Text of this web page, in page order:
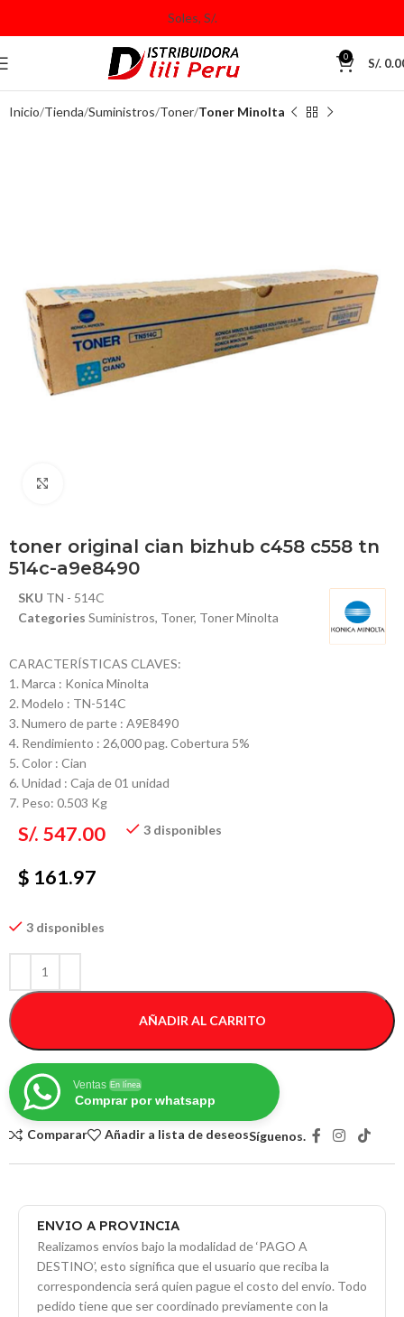
0 S/.
Inicio Tienda Suministros Toner Toner Minolta
toner original cian bizhub c458 c558 tn
514c-a9e8490
SKU TN - 514C
Categories Suministros, Toner, Toner Minolta
CARACTERÍSTICAS CLAVES:
1. Marca : Konica Minolta
2. Modelo : TN-514C
3. Numero de parte : A9E8490
4. Rendimiento : 26,000 pag. Cobertura 5%
5. Color : Cian
6. Unidad : Caja de 01 unidad
7. Peso: 0.503 Kg
S/. 547.00
$ 161.97
3 disponibles
3 disponibles
AÑADIR AL CARRITO
Ventas En línea
Comprar por whatsapp
Comparar Añadir a lista de deseosSíguenos.
ENVIO A PROVINCIA
Realizamos envíos bajo la modalidad de ‘PAGO A
DESTINO’, esto significa que el usuario que reciba la
correspondencia será quien pague el costo del envío. Todo
pedido tiene que ser coordinado previamente con la